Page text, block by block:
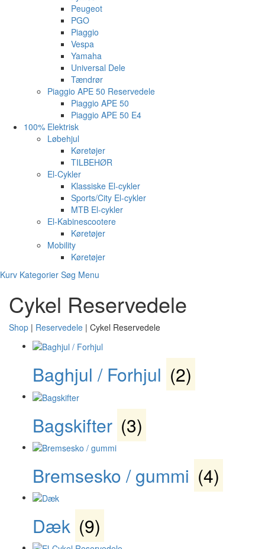
Peugeot
PGO
Piaggio
Vespa
Yamaha
Universal Dele
Tændrør
Piaggio APE 50 Reservedele
Piaggio APE 50
Piaggio APE 50 E4
100% Elektrisk
Løbehjul
Køretøjer
TILBEHØR
El-Cykler
Klassiske El-cykler
Sports/City El-cykler
MTB El-cykler
El-Kabinescootere
Køretøjer
Mobility
Køretøjer
Kurv Kategorier Søg Menu
Cykel Reservedele
Shop | Reservedele | Cykel Reservedele
Baghjul / Forhjul (2)
Bagskifter (3)
Bremsesko / gummi (4)
Dæk (9)